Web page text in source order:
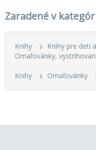
Zaradené v
Knihy
Knihy pre deti
Omaľovánky,
Knihy Omaľovánky